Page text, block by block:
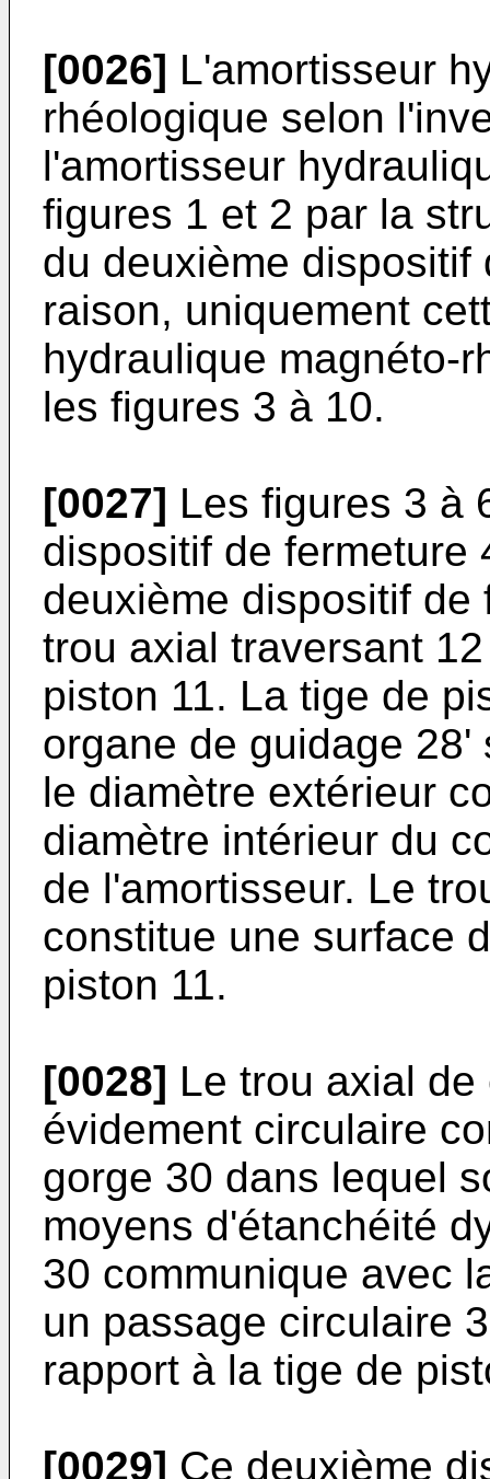
[0026] L'amortisseur
rhéologique selon
l'amortisseur
figures 1 et 2 par la
du deuxième dispositif
raison, uniquement
hydraulique magnéto-
les figures 3 à 10.
[0027] Les figures 3 à
dispositif de fermeture
deuxième dispositif de
trou axial traversant
piston 11. La tige de
organe de guidage
le diamètre extérieur
diamètre intérieur du
de l'amortisseur. Le
constitue une surface
piston 11.
[0028] Le trou axial
évidement circulaire
gorge 30 dans lequel
moyens d'étanchéité
30 communique avec
un passage circulaire
rapport à la tige de
[0029] Ce deuxième